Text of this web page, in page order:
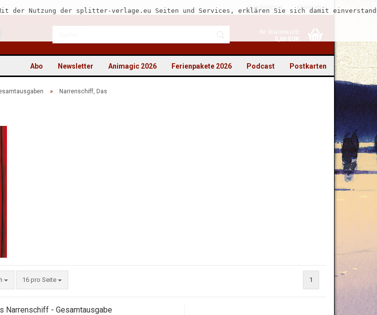
Kundenlogin Merkzettel
Ihr Warenkorb
0,00 EUR
der Nutzung der splitter-verlage.eu Seiten und Services, erklären Sie sich damit
Postkarten
Podcast
Ferienpakete 2026
Animagic 2026
Newsletter
Abo
» Narrenschiff, Das
16 pro Seite 1
Narrenschiff - Gesamtausgabe